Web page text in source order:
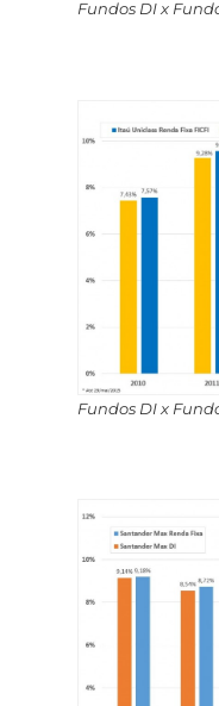
Fundos DI x
Fundos DI x